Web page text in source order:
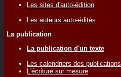
Les sites d'auto-édition
Les auteurs auto-édités
La publication
La publication d'un texte
Les calendriers des publications
L'écriture sur mesure